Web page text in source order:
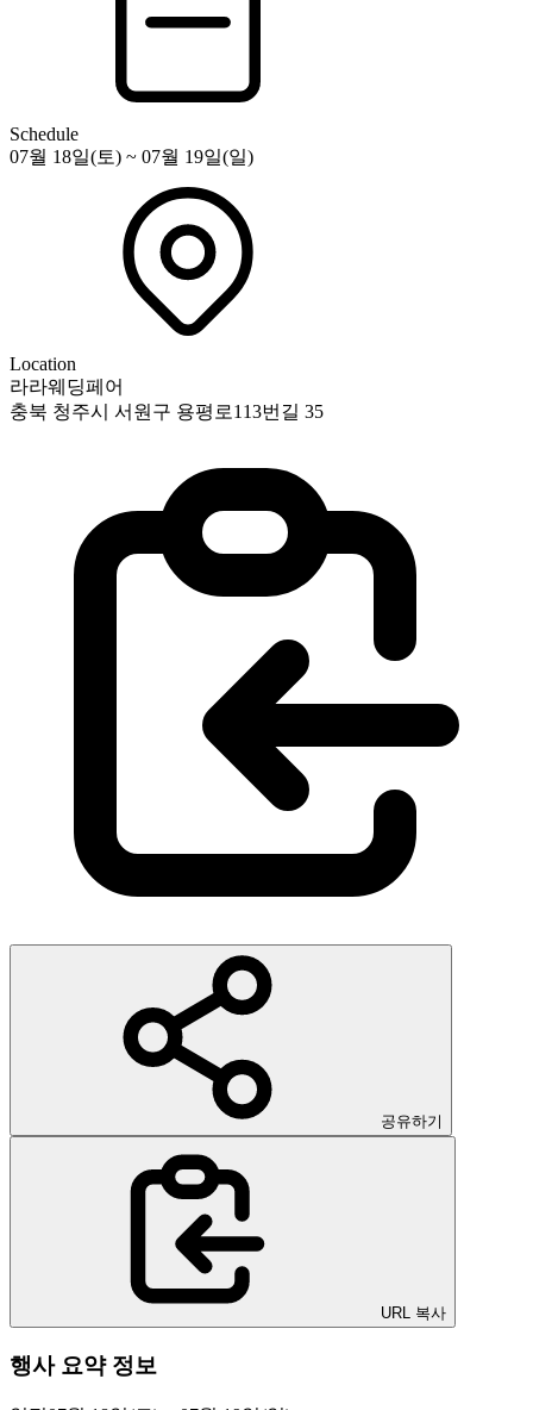
Schedule
07월 18일(토) ~ 07월 19일(일)
Location
라라웨딩페어
충북 청주시 서원구 용평로113번길 35
공유하기
URL 복사
행사 요약 정보